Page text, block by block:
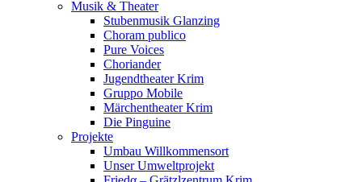
Musik & Theater
Stubenmusik Glanzing
Choram publico
Pure Voices
Choriander
Jugendtheater Krim
Gruppo Mobile
Märchentheater Krim
Die Pinguine
Projekte
Umbau Willkommensort
Unser Umweltprojekt